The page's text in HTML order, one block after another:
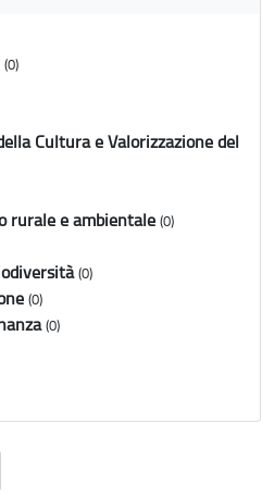
(0)
Cultura e Valorizzazione del
rurale e ambientale (0)
(0)
(0)
(0)